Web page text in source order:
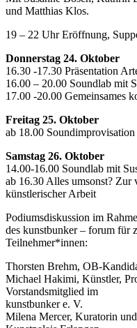
und Matthias Klos.
19 – 22 Uhr Eröffnung,
Donnerstag 24. Oktober
16.30 -17.30 Präsentation
16.00 – 20.00 Soundlab mit
17.00 -20.00 Gemeinsames
Freitag 25. Oktober
ab 18.00
Samstag 26. Oktober
14.00-16.00 Soundlab mit
ab 16.30 Alles umsonst?
künstlerischer Arbeit
Podiumsdiskussion im
des kunstbunker – forum für
Teilnehmer*innen:
Thorsten Brehm, OB-
Michael Hakimi, Künstler,
Vorstandsmitglied im
kunstbunker e. V.
Milena Mercer, Kuratorin